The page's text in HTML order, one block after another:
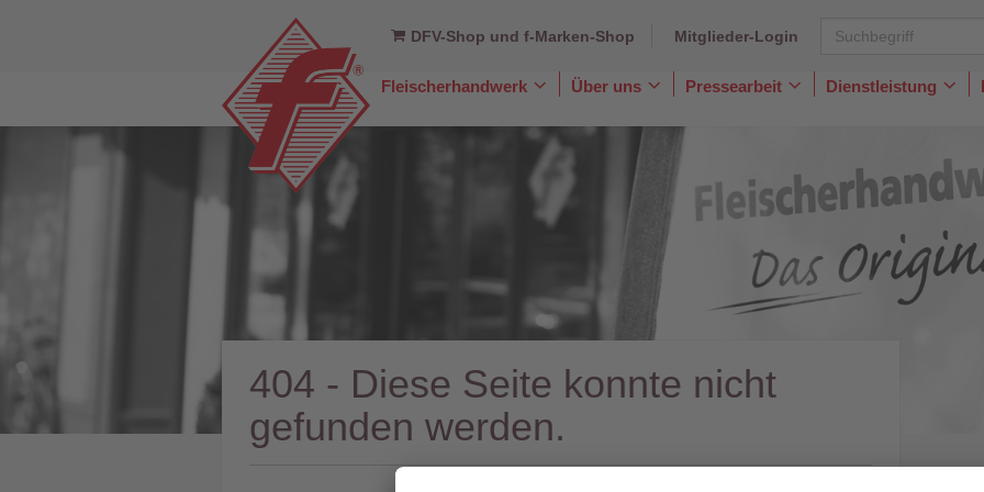
DFV-Shop und f-Marken-Shop Mitglieder-Login
Fleischerhandwerk
ToggleÜber uns
TogglePressearbeit
ToggleDienstleistung
404 - Diese Seite konnte nicht
gefunden werden.